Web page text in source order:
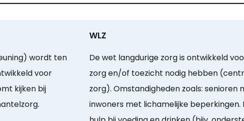
wordt ten
voor
kijken bij
WLZ
De wet langdurige zorg is ontwikkeld
zorg en/of toezicht nodig hebben
zorg). Omstandigheden zoals: senioren
inwoners met lichamelijke beperkingen.